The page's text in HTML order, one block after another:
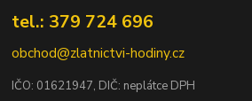
tel.: 379 724 696
obchod@zlatnictvi-hodiny.cz
IČO: 01621947, DIČ: neplátce DPH